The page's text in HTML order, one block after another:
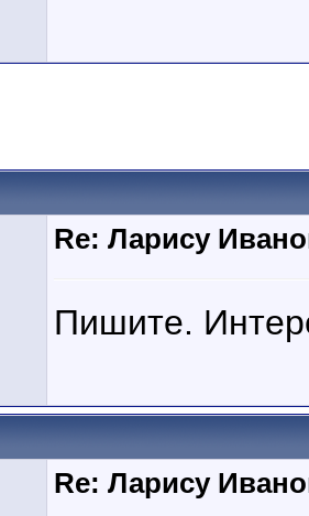
Re: Ларису
Пишите.
Re: Ларису